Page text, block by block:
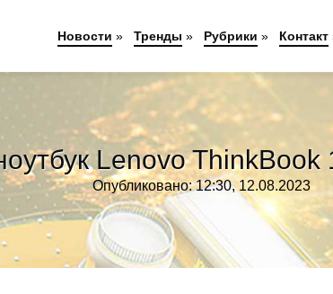
Lenovo
Опубликовано: 12:30, 12.08.2023
Новости » Тренды » Рубрики » Контакт